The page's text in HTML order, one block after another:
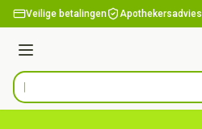
Ga naar de inhoud
Veilige betalingen Apothekersadvies
Menu
Product, merk, categorie...